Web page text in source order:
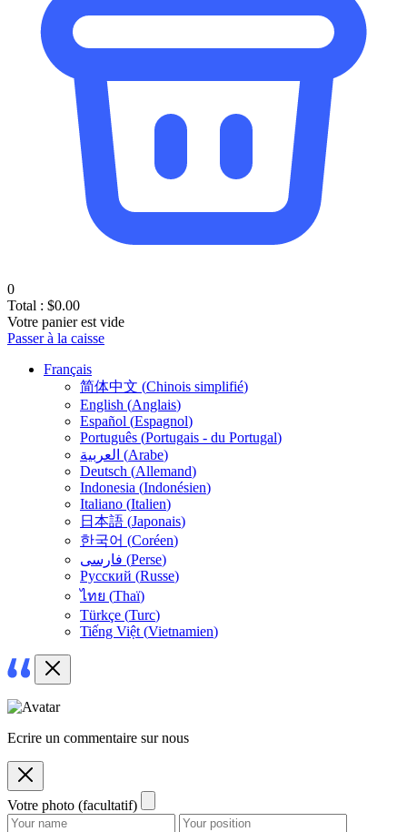
0
Total : $0.00
Votre panier est vide
Passer à la caisse
Français
简体中文 (Chinois simplifié)
English (Anglais)
Español (Espagnol)
Português (Portugais - du Portugal)
العربية (Arabe)
Deutsch (Allemand)
Indonesia (Indonésien)
Italiano (Italien)
日本語 (Japonais)
한국어 (Coréen)
فارسی (Perse)
Русский (Russe)
ไทย (Thaï)
Türkçe (Turc)
Tiếng Việt (Vietnamien)
Ecrire un commentaire sur nous
Votre photo (facultatif)